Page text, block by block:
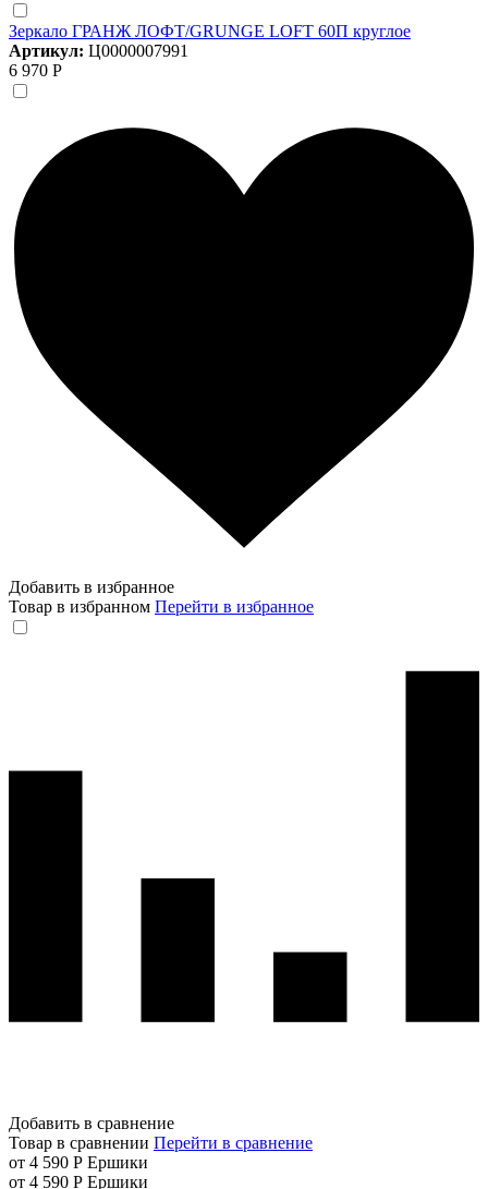
Зеркало ГРАНЖ ЛОФТ/GRUNGE LOFT 60П круглое
Артикул: Ц0000007991
6 970 Р
Добавить в избранное
Товар в избранном Перейти в избранное
Добавить в сравнение
Товар в сравнении Перейти в сравнение
от 4 590 Р Ершики
от 4 590 Р Ершики